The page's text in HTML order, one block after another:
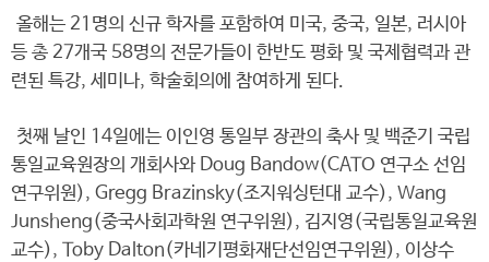
올해는 21명의 신규 학자를 포함하여 미국, 중국, 일본, 러시아
등 총 27개국 58명의 전문가들이 한반도 평화 및 국제협력과 관
련된 특강, 세미나, 학술회의에 참여하게 된다.
첫째 날인 14일에는 이인영 통일부 장관의 축사 및 백준기 국립
통일교육원장의 개회사와 Doug Bandow(CATO 연구소 선임
연구위원), Gregg Brazinsky(조지워싱턴대 교수), Wang
Junsheng(중국사회과학원 연구위원), 김지영(국립통일교육원
교수), Toby Dalton(카네기평화재단선임연구위원), 이상수